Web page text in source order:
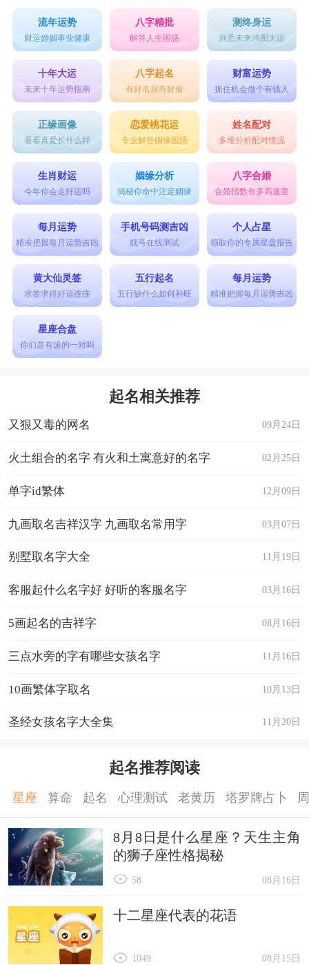
流年运势
财运婚姻事业健康
八字精批
解答人生困惑
测终身运
洞悉未来鸿图大运
十年大运
未来十年运势指南
八字起名
有好名就有好命
财富运势
抓住机会做个有钱人
正缘画像
看看真爱长什么样
恋爱桃花运
专业解答姻缘困惑
姓名配对
多维分析配对情况
生肖财运
今年你会走好运吗
姻缘分析
揭秘你命中注定姻缘
八字合婚
合婚指数有多高速查
每月运势
精准把握每月运势吉凶
手机号码测吉凶
靓号在线测试
个人占星
领取你的专属星盘报告
黄大仙灵签
求签求得好运连连
五行起名
五行缺什么如何补旺
每月运势
精准把握每月运势吉凶
星座合盘
你们是有缘的一对吗
起名相关推荐
09月24日
又狠又毒的网名
02月25日
火土组合的名字 有火和土寓意好的名字
12月09日
单字id繁体
03月07日
九画取名吉祥汉字 九画取名常用字
11月19日
别墅取名字大全
03月16日
客服起什么名字好 好听的客服名字
08月16日
5画起名的吉祥字
11月16日
三点水旁的字有哪些女孩名字
10月13日
10画繁体字取名
11月20日
圣经女孩名字大全集
起名推荐阅读
星座 算命 起名 心理测试 老黄历 塔罗牌占卜
8月8日是什么星座？天生主角
的狮子座性格揭秘
08月16日
58
十二星座代表的花语
08月15日
1049